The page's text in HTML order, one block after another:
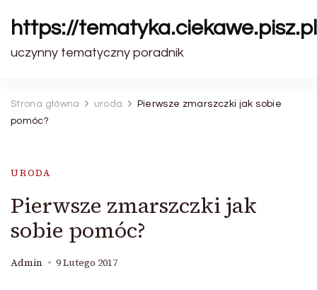
https://tematyka.ciekawe.pisz.pl
uczynny tematyczny poradnik
Strona główna uroda
Pierwsze zmarszczki jak sobie
pomóc?
URODA
Pierwsze zmarszczki jak
sobie pomóc?
Admin 9 Lutego 2017